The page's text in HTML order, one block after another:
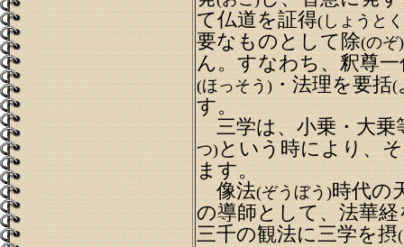
て仏道を証得(しょうと
要なものとして除(のぞ)
ん。すなわち、釈尊一
(ほっそう)・法理を要括(
す。
三学は、小乗・大乗
つ)という時により、
ます。
像法(ぞうぼう)時代の
の導師として、法華
三千の観法に三学を摂